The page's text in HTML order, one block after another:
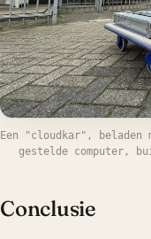
Een "cloudkar", beladen
gestelde computer,
Conclusie